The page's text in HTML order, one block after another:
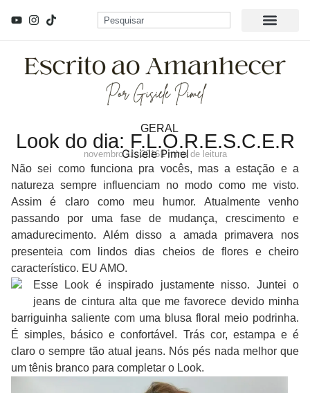
GERAL
Look do dia: F.L.O.R.E.S.C.E.R
Gisiele Pimel
novembro 11, 20161 mins de leitura
Não sei como funciona pra vocês, mas a estação e a
natureza sempre influenciam no modo como me visto.
Assim é claro como meu humor. Atualmente venho
passando por uma fase de mudança, crescimento e
amadurecimento. Além disso a amada primavera nos
presenteia com lindos dias cheios de flores e cheiro
característico. EU AMO.
Esse Look é inspirado justamente nisso. Juntei o
jeans de cintura alta que me favorece devido minha
barriguinha saliente com uma blusa floral meio podrinha.
É simples, básico e confortável. Trás cor, estampa e é
claro o sempre tão atual jeans. Nós pés nada melhor que
um tênis branco para completar o Look.